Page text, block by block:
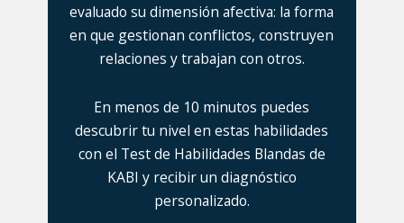
evaluado su dimensión afectiva: la forma
en que gestionan conflictos, construyen
relaciones y trabajan con otros.
En menos de 10 minutos puedes
descubrir tu nivel en estas habilidades
con el Test de Habilidades Blandas de
KABI y recibir un diagnóstico
personalizado.